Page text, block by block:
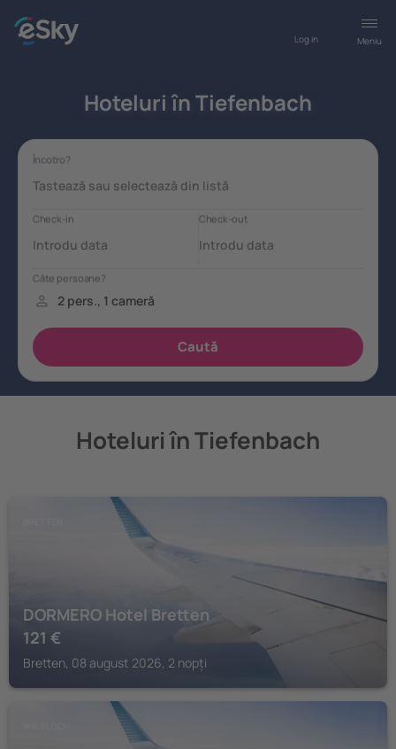
Meniu
Log in
Hoteluri în Tiefenbach
Hoteluri în Tiefenbach
DORMERO Hotel Bretten
121 €
Bretten, 08 august 2026, 2 nopți